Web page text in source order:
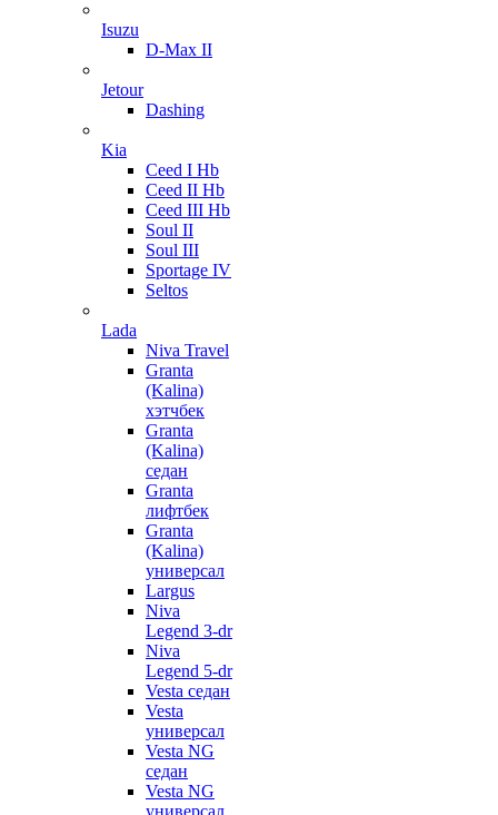
Isuzu
D-Max II
Jetour
Dashing
Kia
Ceed I Hb
Ceed II Hb
Ceed III Hb
Soul II
Soul III
Sportage IV
Seltos
Lada
Niva Travel
Granta
(Kalina)
хэтчбек
Granta
(Kalina)
седан
Granta
лифтбек
Granta
(Kalina)
универсал
Largus
Niva
Legend 3-dr
Niva
Legend 5-dr
Vesta седан
Vesta
универсал
Vesta NG
седан
Vesta NG
универсал